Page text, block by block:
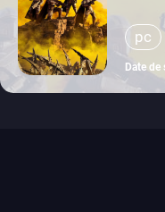
pc
Date de